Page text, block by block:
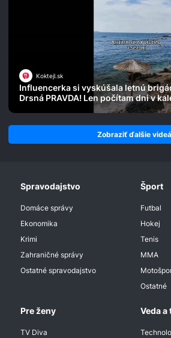
Koktejl.sk
Influencerka si vyskúšala letnú
Drsná PRAVDA! Len počítam dni v
Zobraziť ďalšie videá
Spravodajstvo
Domáce správy
Ekonomika
Krimi
Zahraničné správy
Ostatné spravodajstvo
Šport
Futbal
Hokej
Tenis
MMA
Ostatné
Pre ženy
TV Diva
Veda a